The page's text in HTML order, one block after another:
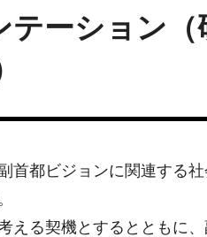
ーション
首都ビジョンに関連する
える契機とするとともに